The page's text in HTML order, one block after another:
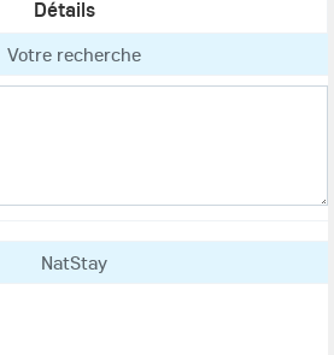
Détails
Votre recherche
NatStay